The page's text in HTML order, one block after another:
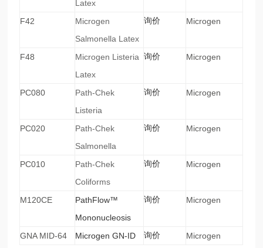
Latex
F42
Microgen
Salmonella Latex
询价 Microgen
F48
Microgen Listeria
Latex
询价 Microgen
PC080
Path-Chek
Listeria
询价 Microgen
PC020
Path-Chek
Salmonella
询价 Microgen
PC010
Path-Chek
Coliforms
询价 Microgen
M120CE
PathFlow™
Mononucleosis
询价 Microgen
GNA MID-64 Microgen GN-ID 询价
Microgen